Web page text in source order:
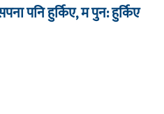
पनि हुर्किए, म पुन: हुर्किए